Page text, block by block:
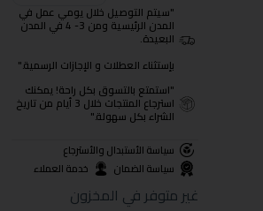
"سيتم التوصيل خلال يومي عمل في
المدن الرئيسية ومن 3- 4 في المدن
البعيدة.
بإستثناء العطلات و الإجازات الرسمية."
"استمتع بالتسوق بكل راحة! يمكنك
استرجاع المنتجات خلال 3 أيام من تاريخ
الشراء بكل سهولة."
سياسة الأستبدال والأسترجاع
سياسة الضمان
خدمة العملاء
غير متوفر في المخزون